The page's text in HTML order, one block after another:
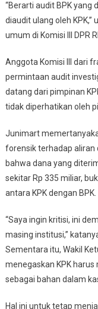
“Berarti audit BPK yang
diaudit ulang oleh
umum di Komisi III DPR
Anggota Komisi III dari
permintaan audit
datang dari pimpinan
tidak diperhatikan oleh
Junimart
forensik terhadap aliran
bahwa dana yang
sekitar Rp 335 miliar,
antara KPK dengan BPK.
“Saya ingin kritisi, ini
masing institusi,”
Sementara itu, Wakil
menegaskan KPK
sebagai bahan dalam
Hal ini untuk tetap